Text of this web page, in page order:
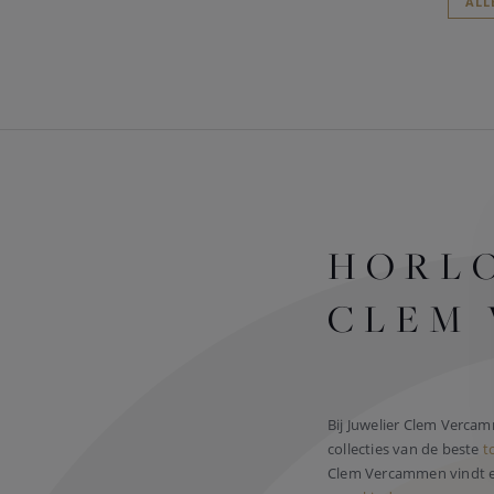
CLEM
Bij Juwelier Clem
collecties van de beste
Clem Vercammen vindt